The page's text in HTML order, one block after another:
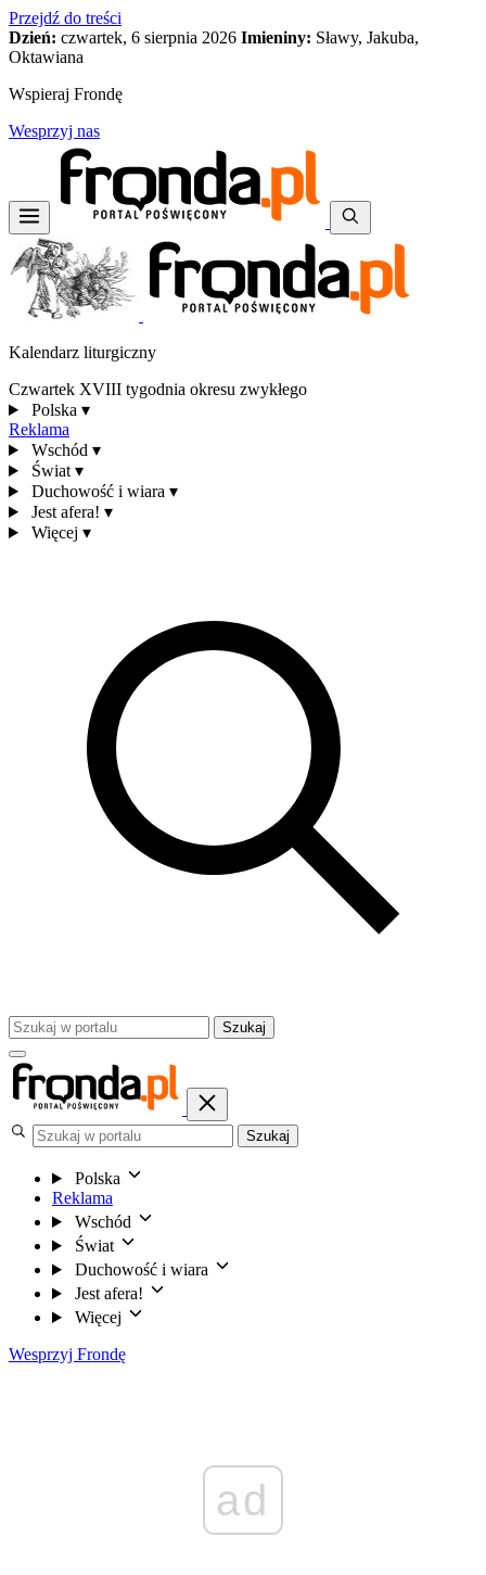
Przejdź do treści
Dzień: czwartek, 6 sierpnia 2026 Imieniny: Sławy, Jakuba,
Oktawiana
Wspieraj Frondę
Wesprzyj nas
Kalendarz liturgiczny
Czwartek XVIII tygodnia okresu zwykłego
Polska ▾
Reklama
Wschód ▾
Świat ▾
Duchowość i wiara ▾
Jest afera! ▾
Więcej ▾
Szukaj
Szukaj
Polska
Reklama
Wschód
Świat
Duchowość i wiara
Jest afera!
Więcej
Wesprzyj Frondę
ad